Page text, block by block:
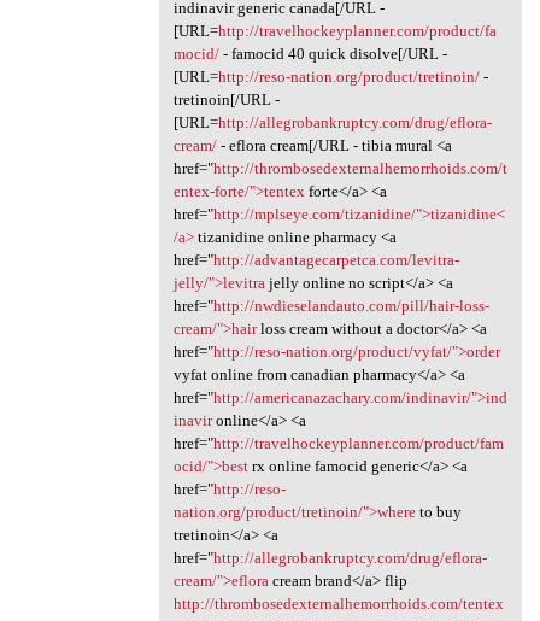
indinavir generic canada[/URL -
[URL=http://travelhockeyplanner.com/product/fa
mocid/- famocid 40 quick disolve[/URL -
[URL=http://reso-nation.org/product/tretinoin/-
tretinoin[/URL -
[URL=http://allegrobankruptcy.com/drug/eflora-
cream/- eflora cream[/URL - tibia mural <a
href="http://thrombosedexternalhemorrhoids.com/t
entex-forte/">tentexforte</a> <a
href="http://mplseye.com/tizanidine/">tizanidine<
/a>tizanidine online pharmacy <a
href="http://advantagecarpetca.com/levitra-
jelly/">levitrajelly online no script</a> <a
href="http://nwdieselandauto.com/pill/hair-loss-
cream/">hairloss cream without a doctor</a> <a
href="http://reso-nation.org/product/vyfat/">order
vyfat online from canadian pharmacy</a> <a
href="http://americanazachary.com/indinavir/">ind
inavironline</a> <a
href="http://travelhockeyplanner.com/product/fam
ocid/">bestrx online famocid generic</a> <a
href="http://reso-
nation.org/product/tretinoin/">whereto buy
tretinoin</a> <a
href="http://allegrobankruptcy.com/drug/eflora-
cream/">efloracream brand</a> flip
http://thrombosedexternalhemorrhoids.com/tentex